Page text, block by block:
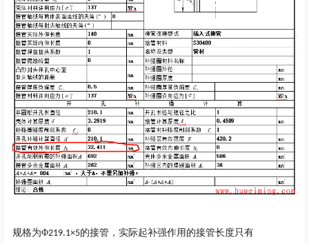
规格为Φ219.1×5的接管，实际起补强作用的接管长度只有